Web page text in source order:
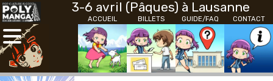
3-6 avril (Pâques) à Lausanne
ACCUEIL BILLETS GUIDE/FAQ CONTACT